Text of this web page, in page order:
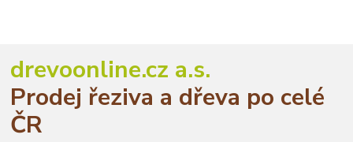
drevoonline.cz a.s.
Prodej řeziva a dřeva po celé
ČR